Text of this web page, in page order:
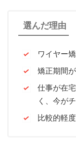
選んだ理由
ワイヤー
矯正期間
仕事が在
く、今が
比較的軽